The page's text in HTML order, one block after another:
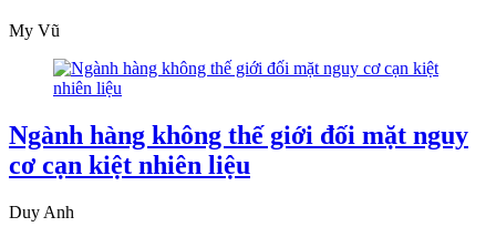
My Vũ
Ngành hàng không thế giới đối mặt nguy
cơ cạn kiệt nhiên liệu
Duy Anh